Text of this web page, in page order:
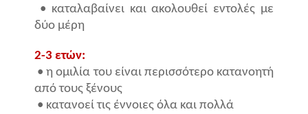
• καταλαβαίνει και ακολουθεί εντολές με
δύο μέρη
2-3 ετών:
• η ομιλία του είναι περισσότερο κατανοητή
από τους ξένους
• κατανοεί τις έννοιες όλα και πολλά